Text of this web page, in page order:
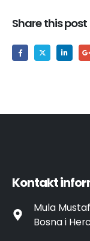
Share this post
Kontakt
Mula
Bosna i